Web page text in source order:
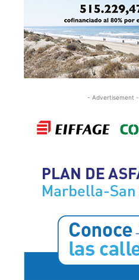
- Advertisement -